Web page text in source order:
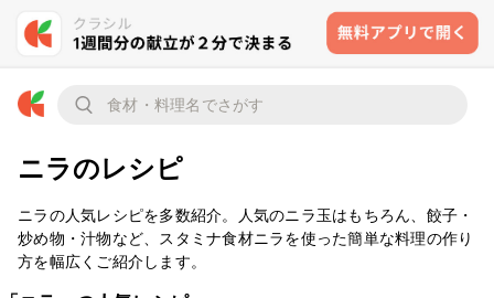
ニラのレシピ
ニラの人気レシピを多数紹介。人気のニラ玉はもちろん、餃子・
炒め物・汁物など、スタミナ食材ニラを使った簡単な料理の作り
方を幅広くご紹介します。